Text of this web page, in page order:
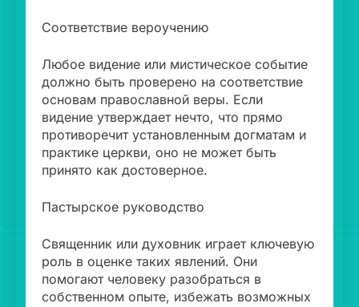
Соответствие вероучению
Любое видение или мистическое событие
должно быть проверено на соответствие
основам православной веры. Если
видение утверждает нечто, что прямо
противоречит установленным догматам и
практике церкви, оно не может быть
принято как достоверное.
Пастырское руководство
Священник или духовник играет ключевую
роль в оценке таких явлений. Они
помогают человеку разобраться в
собственном опыте, избежать возможных